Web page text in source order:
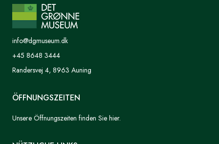
info@dgmuseum.dk
+45 8648 3444
Randersvej 4, 8963 Auning
ÖFFNUNGSZEITEN
Unsere Öffnungszeiten finden Sie hier.